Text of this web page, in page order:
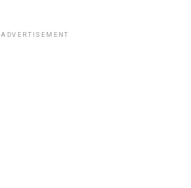
ADVERTISEMENT